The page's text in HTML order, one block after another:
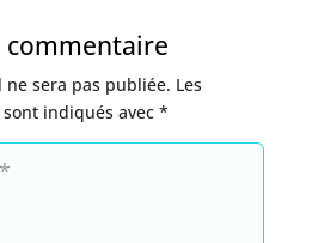
ne sera pas publiée. Les
indiqués avec *